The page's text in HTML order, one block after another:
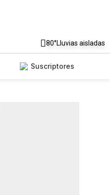
80°Lluvias aisladas
Suscriptores